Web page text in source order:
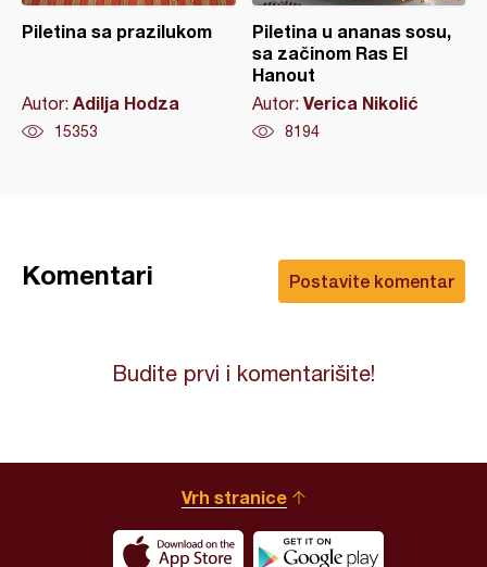
Piletina sa prazilukom
Autor: Adilja Hodza
15353
Piletina u ananas sosu,
sa začinom Ras El
Hanout
Autor: Verica Nikolić
8194
Postavite komentar
Komentari
Budite prvi i komentarišite!
Vrh stranice